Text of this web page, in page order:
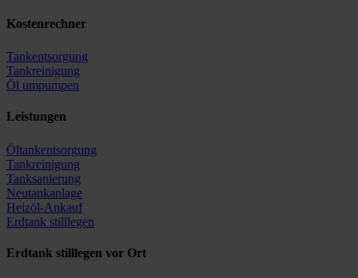
Kostenrechner
Tankentsorgung
Tankreinigung
Öl umpumpen
Leistungen
Öltankentsorgung
Tankreinigung
Tanksanierung
Neutankanlage
Heizöl-Ankauf
Erdtank stilllegen
Erdtank stilllegen vor Ort